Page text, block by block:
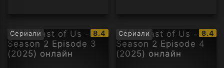
Сериали
IMDb
рейтинг:
8.4 Сериали
IMDb
8.4